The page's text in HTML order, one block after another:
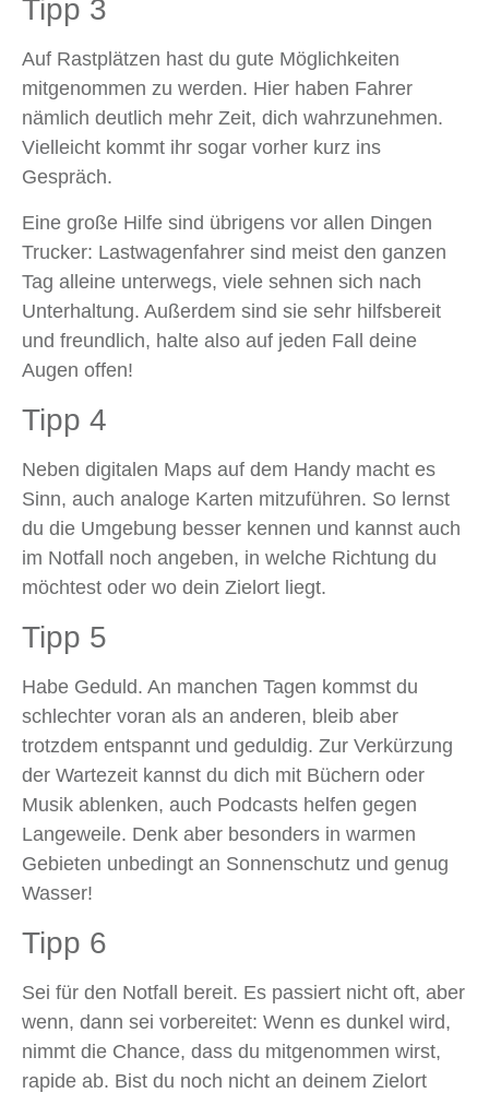
Tipp 3
Auf Rastplätzen hast du gute Möglichkeiten
mitgenommen zu werden. Hier haben Fahrer
nämlich deutlich mehr Zeit, dich wahrzunehmen.
Vielleicht kommt ihr sogar vorher kurz ins
Gespräch.
Eine große Hilfe sind übrigens vor allen Dingen
Trucker: Lastwagenfahrer sind meist den ganzen
Tag alleine unterwegs, viele sehnen sich nach
Unterhaltung. Außerdem sind sie sehr hilfsbereit
und freundlich, halte also auf jeden Fall deine
Augen offen!
Tipp 4
Neben digitalen Maps auf dem Handy macht es
Sinn, auch analoge Karten mitzuführen. So lernst
du die Umgebung besser kennen und kannst auch
im Notfall noch angeben, in welche Richtung du
möchtest oder wo dein Zielort liegt.
Tipp 5
Habe Geduld. An manchen Tagen kommst du
schlechter voran als an anderen, bleib aber
trotzdem entspannt und geduldig. Zur Verkürzung
der Wartezeit kannst du dich mit Büchern oder
Musik ablenken, auch Podcasts helfen gegen
Langeweile. Denk aber besonders in warmen
Gebieten unbedingt an Sonnenschutz und genug
Wasser!
Tipp 6
Sei für den Notfall bereit. Es passiert nicht oft, aber
wenn, dann sei vorbereitet: Wenn es dunkel wird,
nimmt die Chance, dass du mitgenommen wirst,
rapide ab. Bist du noch nicht an deinem Zielort